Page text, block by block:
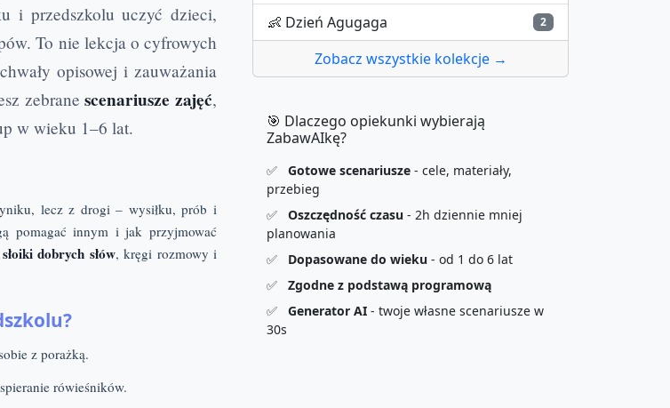
i przedszkolu uczyć dzieci,
To nie lekcja o cyfrowych
opisowej i zauważania
zebranescenariusze zajęć,
w wieku 1–6 lat.
lecz z drogi – wysiłku, prób i
pomagać innym i jak przyjmować
słoiki dobrych słów, kręgi rozmowy i
z porażką.
rówieśników.
👶 Dzień Agugaga 2
Zobacz wszystkie kolekcje →
🎯 Dlaczego opiekunki wybierają
ZabawAIkę?
✅ Gotowe scenariusze - cele, materiały,
przebieg
✅
Oszczędność czasu - 2h dziennie mniej
planowania
✅
Dopasowane do wieku - od 1 do 6 lat
✅
Zgodne z podstawą programową
✅
Generator AI - twoje własne scenariusze w
30s